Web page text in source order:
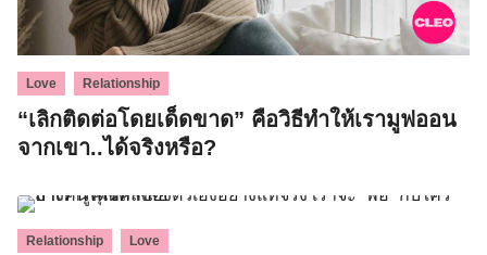
Love Relationship
“เลิกติดต่อโดยเด็ดขาด” คือวิธีทำให้เรามูฟออน
จากเขา..ได้จริงหรือ?
Relationship Love